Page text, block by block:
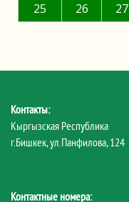
25
26 27
Контакты:
Кыргызская Республика
г.Бишкек, ул.Панфилова, 124
Контактные номера: